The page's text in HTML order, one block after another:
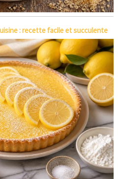
: recette facile et succulente